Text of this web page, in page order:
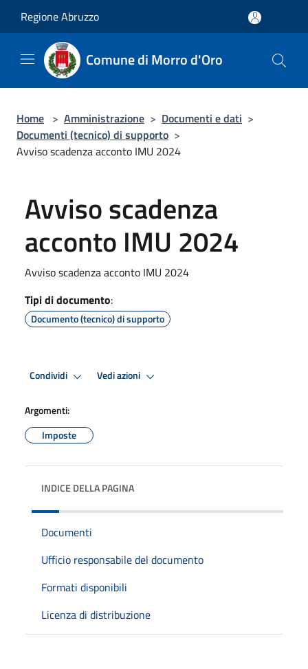
Regione Abruzzo
Comune di Morro d'Oro
Home > Amministrazione > Documenti e dati >
Documenti (tecnico) di supporto >
Avviso scadenza acconto IMU 2024
Avviso scadenza
acconto IMU 2024
Avviso scadenza acconto IMU 2024
Tipi di documento:
Documento (tecnico) di supporto
Condividi Vedi azioni
Argomenti:
Imposte
INDICE DELLA PAGINA
Documenti
Ufficio responsabile del documento
Formati disponibili
Licenza di distribuzione